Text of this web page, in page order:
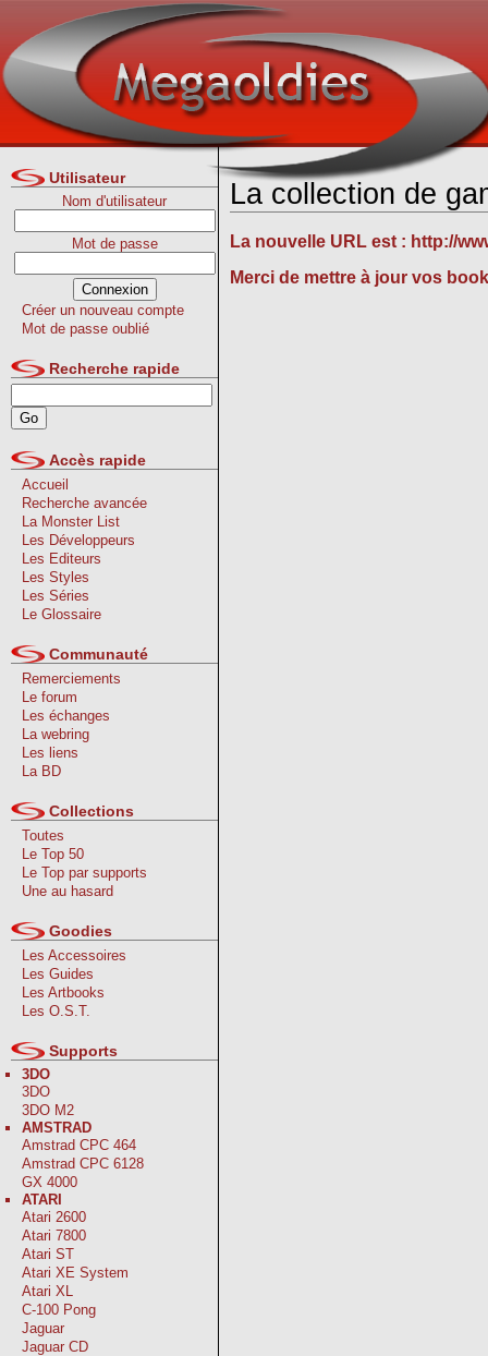
Utilisateur
Nom d'utilisateur
Mot de passe
Créer un nouveau compte
Mot de passe oublié
Recherche rapide
Accès rapide
Accueil
Recherche avancée
La Monster List
Les Développeurs
Les Editeurs
Les Styles
Les Séries
Le Glossaire
Communauté
Remerciements
Le forum
Les échanges
La webring
Les liens
La BD
Collections
Toutes
Le Top 50
Le Top par supports
Une au hasard
Goodies
Les Accessoires
Les Guides
Les Artbooks
Les O.S.T.
Supports
3DO
3DO
3DO M2
AMSTRAD
Amstrad CPC 464
Amstrad CPC 6128
GX 4000
ATARI
Atari 2600
Atari 7800
Atari ST
Atari XE System
Atari XL
C-100 Pong
Jaguar
Jaguar CD
La collection de
La nouvelle URL est : http://
Merci de mettre à jour vos